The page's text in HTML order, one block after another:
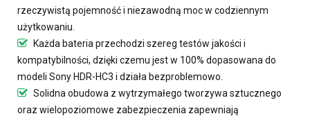
rzeczywistą pojemność i niezawodną moc w codziennym
użytkowaniu.
Każda bateria przechodzi szereg testów jakości i
kompatybilności, dzięki czemu jest w 100% dopasowana do
modeli Sony HDR-HC3 i działa bezproblemowo.
Solidna obudowa z wytrzymałego tworzywa sztucznego
oraz wielopoziomowe zabezpieczenia zapewniają